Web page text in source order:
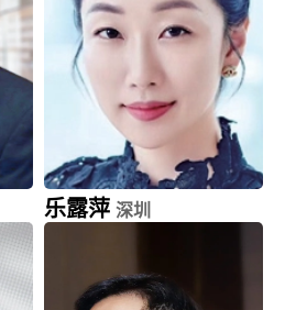
乐露萍 深圳
首席运营官